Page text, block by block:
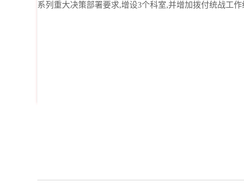
系列重大决策部署要求,增设3个科室,并增加拨付统战工作